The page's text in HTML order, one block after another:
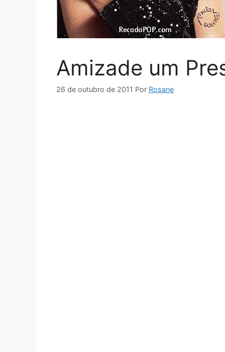
Amizade um
26 de outubro de 2011 Por Rosane